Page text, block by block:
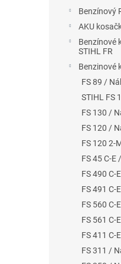
Benzínový
AKU
Benzínové
STIHL FR
Benzinové
FS 89 /
STIHL FS
FS 130 /
FS 120 /
FS 120 2-
FS 45 C-E
FS 490 C-
FS 491 C-
FS 560 C-
FS 561 C-
FS 411 C-
FS 311 /